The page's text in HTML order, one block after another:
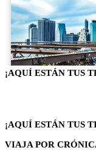
¡AQUÍ ESTÁN TUS
¡AQUÍ ESTÁN TUS
VIAJA POR